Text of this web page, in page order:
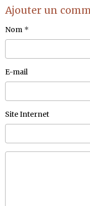
Ajouter un
Nom
E-mail
Site Internet